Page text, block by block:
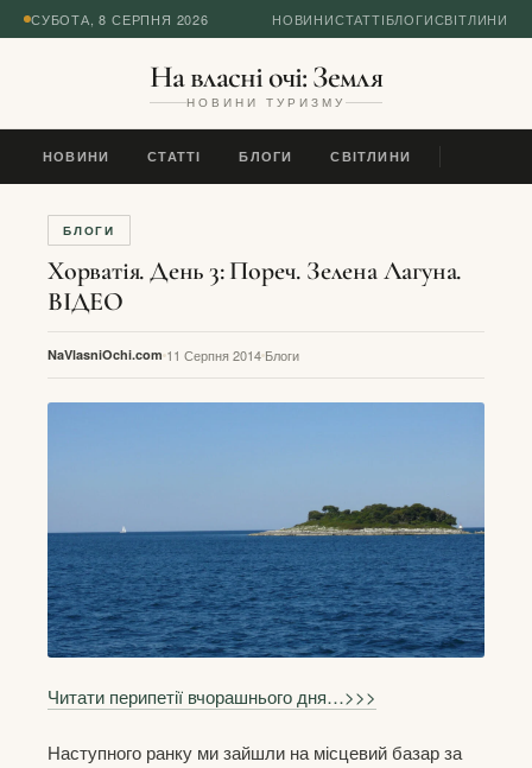
СУБОТА, 8 СЕРПНЯ 2026 НОВИНИСТАТТІБЛОГИСВІТЛИНИ
На власні очі: Земля
НОВИНИ ТУРИЗМУ
НОВИНИ СТАТТІ БЛОГИ СВІТЛИНИ
БЛОГИ
Хорватія. День 3: Пореч. Зелена Лагуна.
ВІДЕО
NaVlasniOchi.com 11 Серпня 2014 Блоги
Читати перипетії вчорашнього дня…>>>
Наступного ранку ми зайшли на місцевий базар за